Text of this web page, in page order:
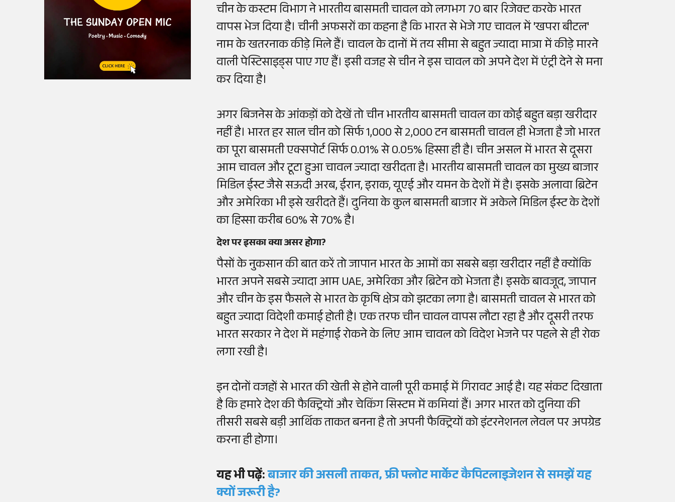
चीन के कस्टम विभाग ने भारतीय बासमती चावल को लगभग 70 बार रिजेक्ट करके भारत
वापस भेज दिया है। चीनी अफसरों का कहना है कि भारत से भेजे गए चावल में 'खपरा बीटल'
नाम के खतरनाक कीड़े मिले हैं। चावल के दानों में तय सीमा से बहुत ज्यादा मात्रा में कीड़े मारने
वाली पेस्टिसाइड्स पाए गए हैं। इसी वजह से चीन ने इस चावल को अपने देश में एंट्री देने से मना
कर दिया है।
अगर बिजनेस के आंकड़ों को देखें तो चीन भारतीय बासमती चावल का कोई बहुत बड़ा खरीदार
नहीं है। भारत हर साल चीन को सिर्फ 1,000 से 2,000 टन बासमती चावल ही भेजता है जो भारत
का पूरा बासमती एक्सपोर्ट सिर्फ 0.01% से 0.05% हिस्सा ही है। चीन असल में भारत से दूसरा
आम चावल और टूटा हुआ चावल ज्यादा खरीदता है। भारतीय बासमती चावल का मुख्य बाजार
मिडिल ईस्ट जैसे सऊदी अरब, ईरान, इराक, यूएई और यमन के देशों में है। इसके अलावा ब्रिटेन
और अमेरिका भी इसे खरीदते हैं। दुनिया के कुल बासमती बाजार में अकेले मिडिल ईस्ट के देशों
का हिस्सा करीब 60% से 70% है।
देश पर इसका क्या असर होगा?
पैसों के नुकसान की बात करें तो जापान भारत के आमों का सबसे बड़ा खरीदार नहीं है क्योंकि
भारत अपने सबसे ज्यादा आम UAE, अमेरिका और ब्रिटेन को भेजता है। इसके बावजूद, जापान
और चीन के इस फैसले से भारत के कृषि क्षेत्र को झटका लगा है। बासमती चावल से भारत को
बहुत ज्यादा विदेशी कमाई होती है। एक तरफ चीन चावल वापस लौटा रहा है और दूसरी तरफ
भारत सरकार ने देश में महंगाई रोकने के लिए आम चावल को विदेश भेजने पर पहले से ही रोक
लगा रखी है।
इन दोनों वजहों से भारत की खेती से होने वाली पूरी कमाई में गिरावट आई है। यह संकट दिखाता
है कि हमारे देश की फैक्ट्रियों और चेकिंग सिस्टम में कमियां हैं। अगर भारत को दुनिया की
तीसरी सबसे बड़ी आर्थिक ताकत बनना है तो अपनी फैक्ट्रियों को इंटरनेशनल लेवल पर अपग्रेड
करना ही होगा।
यह भी पढ़ें:बाजार की असली ताकत, फ्री फ्लोट मार्केट कैपिटलाइजेशन से समझें यह
क्यों जरूरी है?